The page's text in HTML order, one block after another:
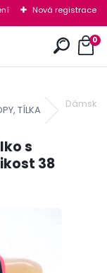
Nová registrace
0
TÍLKA
Dámské
s
38